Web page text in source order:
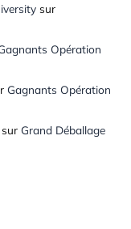
sur
Opération
Gagnants Opération
surGrand Déballage